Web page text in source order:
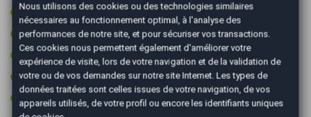
Rétroviseurs électriques
Rétroviseurs rabattables électriquement
Sièges chauffants
Start & Stop
Système d'alerte de véhicule en approche
Nous utilisons des cookies ou des technologies similaires
nécessaires au fonctionnement optimal, à l'analyse des
performances de notre site, et pour sécuriser vos transactions.
Ces cookies nous permettent également d'améliorer votre
expérience de visite, lors de votre navigation et de la validation de
votre ou de vos demandes sur notre site Internet. Les types de
données traitées sont celles issues de votre navigation, de vos
appareils utilisés, de votre profil ou encore les identifiants uniques